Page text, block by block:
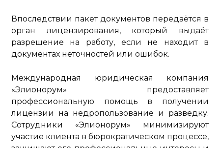
Впоследствии пакет документов передаётся в
орган лицензирования, который выдаёт
разрешение на работу, если не находит в
документах неточностей или ошибок.
Международная юридическая компания
«Элионорум» предоставляет
профессиональную помощь в получении
лицензии на недропользование и разведку.
Сотрудники «Элионорум» минимизируют
участие клиента в бюрократическом процессе,